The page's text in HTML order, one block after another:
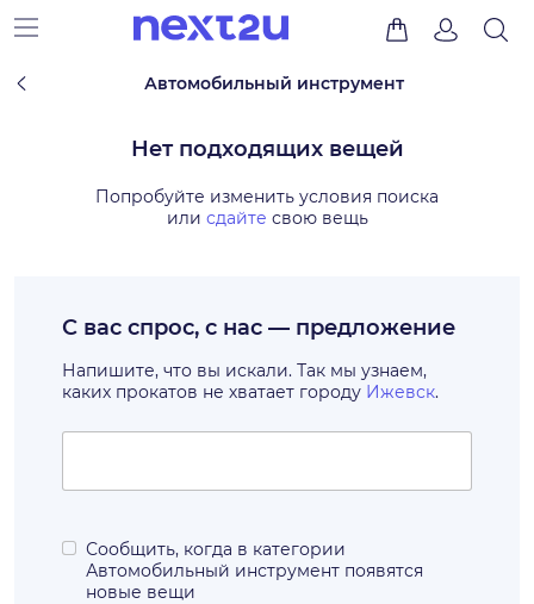
Автомобильный инструмент
Нет подходящих вещей
Попробуйте изменить условия поиска
или сдайте свою вещь
С вас спрос, с нас — предложение
Напишите, что вы искали. Так мы узнаем,
каких прокатов не хватает городу Ижевск.
Сообщить, когда в категории
Автомобильный инструмент появятся
новые вещи